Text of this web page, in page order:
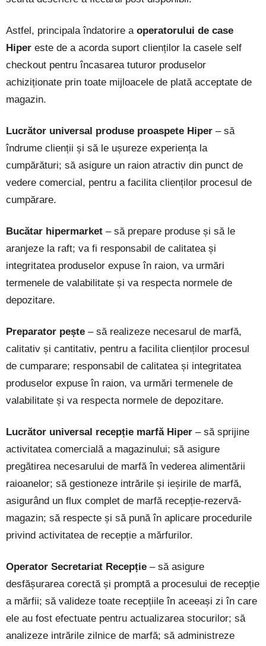
Astfel, principala îndatorire a operatorului de case
Hiper este de a acorda suport clienților la casele self
checkout pentru încasarea tuturor produselor
achiziționate prin toate mijloacele de plată acceptate de
magazin.
Lucrător universal produse proaspete Hiper – să
îndrume clienții și să le ușureze experiența la
cumpărături; să asigure un raion atractiv din punct de
vedere comercial, pentru a facilita clienților procesul de
cumpărare.
Bucătar hipermarket – să prepare produse și să le
aranjeze la raft; va fi responsabil de calitatea și
integritatea produselor expuse în raion, va urmări
termenele de valabilitate și va respecta normele de
depozitare.
Preparator pește – să realizeze necesarul de marfă,
calitativ și cantitativ, pentru a facilita clienților procesul
de cumparare; responsabil de calitatea și integritatea
produselor expuse în raion, va urmări termenele de
valabilitate și va respecta normele de depozitare.
Lucrător universal recepție marfă Hiper – să sprijine
activitatea comercială a magazinului; să asigure
pregătirea necesarului de marfă în vederea alimentării
raioanelor; să gestioneze intrările și ieșirile de marfă,
asigurând un flux complet de marfă recepție-rezervă-
magazin; să respecte și să pună în aplicare procedurile
privind activitatea de recepție a mărfurilor.
Operator Secretariat Recepție – să asigure
desfășurarea corectă și promptă a procesului de recepție
a mărfii; să valideze toate recepțiile în aceeași zi în care
ele au fost efectuate pentru actualizarea stocurilor; să
analizeze intrările zilnice de marfă; să administreze